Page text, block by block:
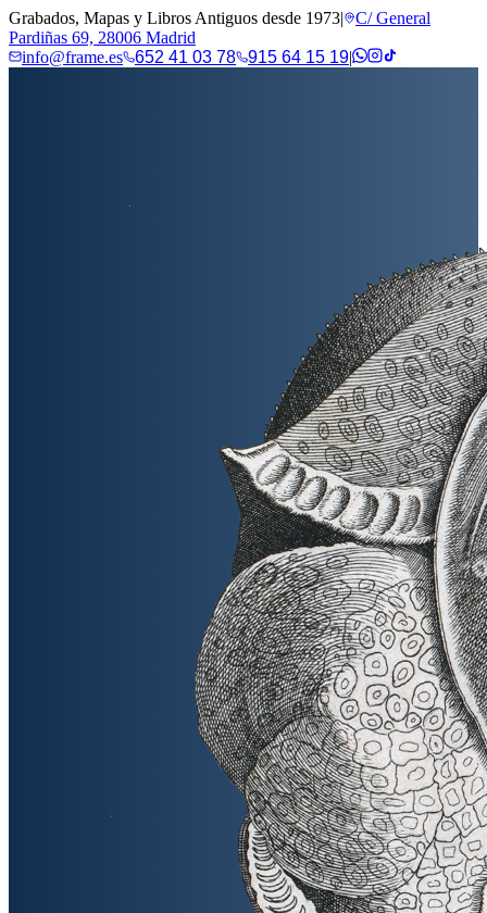
Grabados, Mapas y Libros Antiguos desde 1973|
C/ General
Pardiñas 69, 28006 Madrid
info@frame.es
652 41 03 78 915 64 15 19|